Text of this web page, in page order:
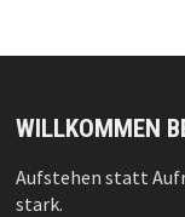
WILLKOMMEN
Aufstehen statt
stark.